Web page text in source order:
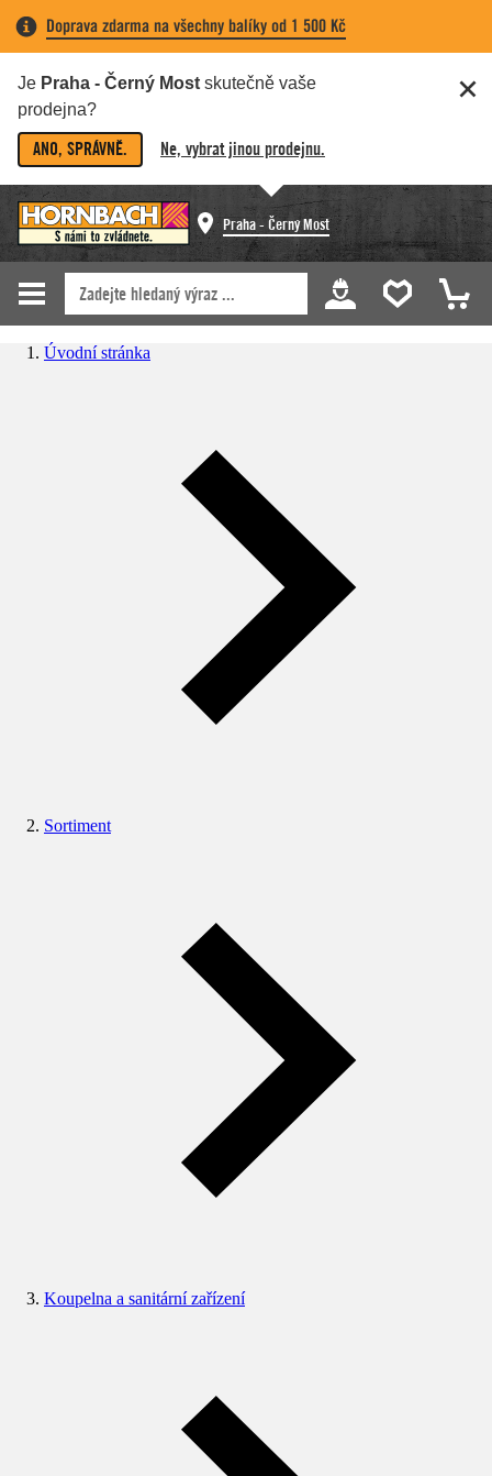
Doprava zdarma na všechny balíky od 1 500 Kč
Je Praha - Černý Most skutečně vaše
prodejna?
ANO, SPRÁVNĚ. Ne, vybrat jinou prodejnu.
Praha - Černý Most
Úvodní stránka
Sortiment
Koupelna a sanitární zařízení